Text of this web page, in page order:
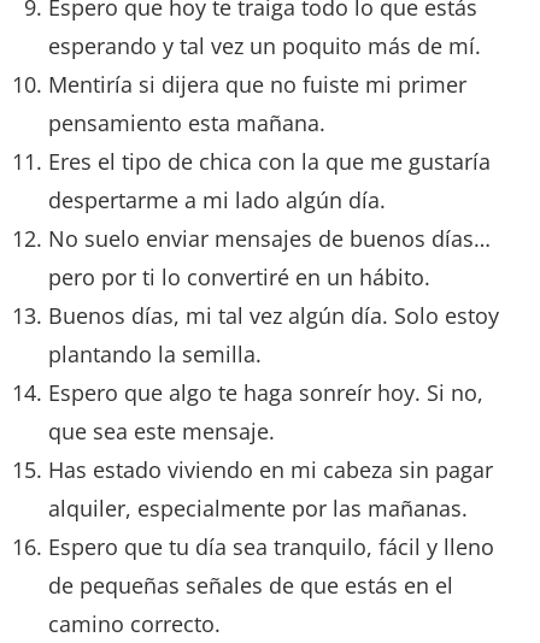
Espero que hoy te traiga todo lo que estás
esperando y tal vez un poquito más de mí.
Mentiría si dijera que no fuiste mi primer
pensamiento esta mañana.
Eres el tipo de chica con la que me gustaría
despertarme a mi lado algún día.
No suelo enviar mensajes de buenos días…
pero por ti lo convertiré en un hábito.
Buenos días, mi tal vez algún día. Solo estoy
plantando la semilla.
Espero que algo te haga sonreír hoy. Si no,
que sea este mensaje.
Has estado viviendo en mi cabeza sin pagar
alquiler, especialmente por las mañanas.
Espero que tu día sea tranquilo, fácil y lleno
de pequeñas señales de que estás en el
camino correcto.